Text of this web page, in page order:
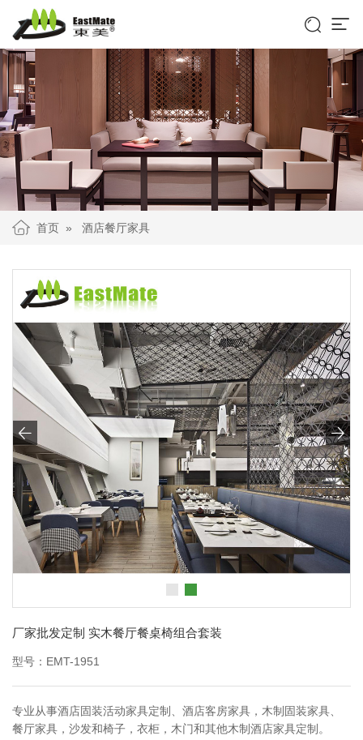
 
首页 » 酒店餐厅家具


厂家批发定制 实木餐厅餐桌椅组合套装
型号：EMT-1951
专业从事酒店固装活动家具定制、酒店客房家具，木制固装家具、
餐厅家具，沙发和椅子，衣柜，木门和其他木制酒店家具定制。